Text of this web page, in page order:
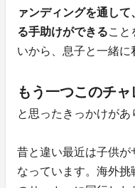
ァンディングを通し
る手助けができること
いから、息子と一緒に
もう一つこのチ
と思ったきっかけがあ
昔と違い最近は子供が
なっています。海外